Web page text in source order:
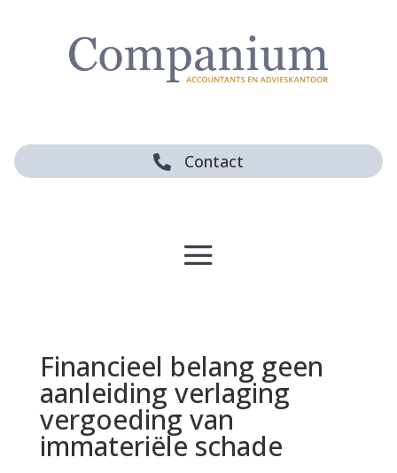
 Contact
Financieel belang geen
aanleiding verlaging
vergoeding van
immateriële schade